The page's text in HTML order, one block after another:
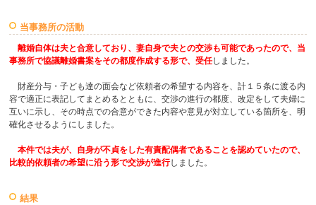
当事務所の活動
離婚自体は夫と合意しており、妻自身で夫との交渉も可能であったので、当
事務所で協議離婚書案をその都度作成する形で、受任しました。
財産分与・子ども達の面会など依頼者の希望する内容を、計１５条に渡る内
容で適正に表記してまとめるとともに、交渉の進行の都度、改定をして夫婦に
互いに示し、その時点での合意ができた内容や意見が対立している箇所を、明
確化させるようにしました。
本件では夫が、自身が不貞をした有責配偶者であることを認めていたので、
比較的依頼者の希望に沿う形で交渉が進行しました。
結果